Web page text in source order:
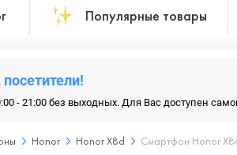
Популярные товары
- 21:00 без выходных. Для Вас доступен
Honor Honor X8d Смартфон Honor